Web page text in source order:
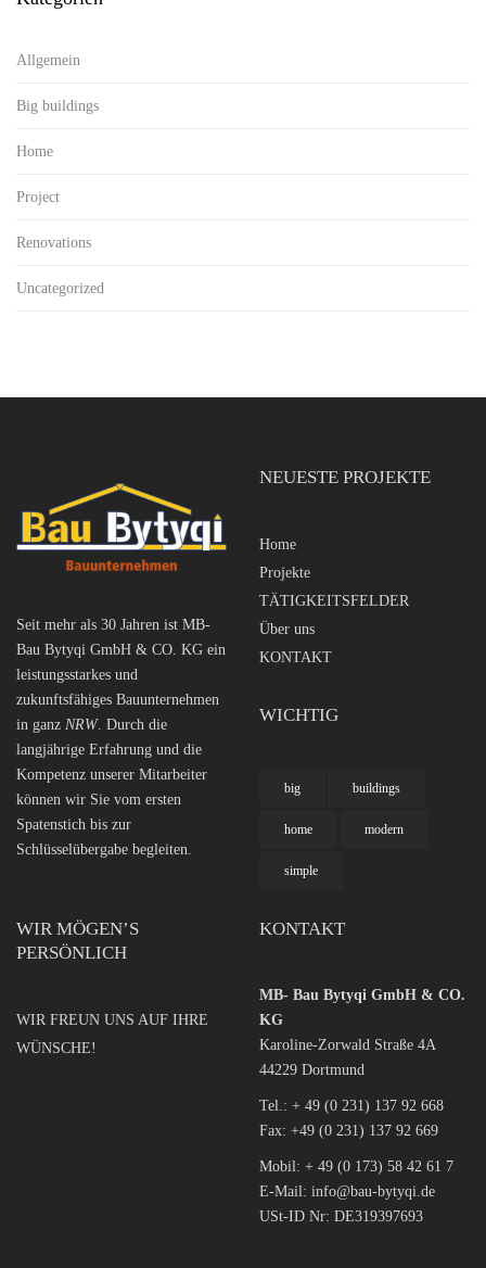
Allgemein
Big buildings
Home
Project
Renovations
Uncategorized
Seit mehr als 30 Jahren ist MB-
Bau Bytyqi GmbH & CO. KG ein
leistungsstarkes und
zukunftsfähiges Bauunternehmen
in ganz NRW. Durch die
langjährige Erfahrung und die
Kompetenz unserer Mitarbeiter
können wir Sie vom ersten
Spatenstich bis zur
Schlüsselübergabe begleiten.
NEUESTE PROJEKTE
Home
Projekte
TÄTIGKEITSFELDER
Über uns
KONTAKT
WICHTIG
big buildings
home modern
simple
WIR MÖGEN’S
PERSÖNLICH
WIR FREUN UNS AUF IHRE
WÜNSCHE!
KONTAKT
MB- Bau Bytyqi GmbH & CO.
KG
Karoline-Zorwald Straße 4A
44229 Dortmund
Tel.: + 49 (0 231) 137 92 668
Fax: +49 (0 231) 137 92 669
Mobil: + 49 (0 173) 58 42 61 7
E-Mail: info@bau-bytyqi.de
USt-ID Nr: DE319397693